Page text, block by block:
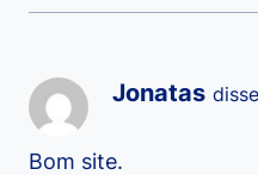
Jonatas
Bom site.